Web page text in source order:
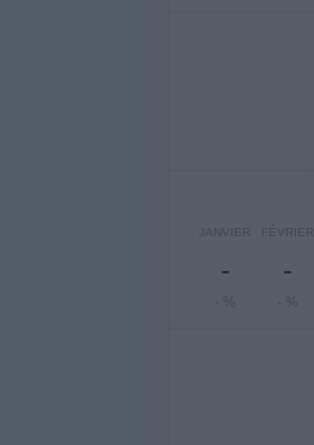
JANVIER
-
- %
FÉVRIER
-
- %